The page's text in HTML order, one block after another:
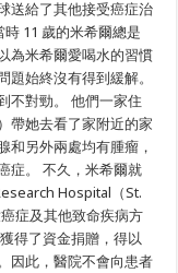
送給了其他接受癌症治
11 歲的米希爾總是
為米希爾愛喝水的習慣
始終沒有得到緩解。
不對勁。 他們一家住
帶她去看了家附近的家
和另外兩處均有腫瘤，
症。 不久，米希爾就
Hospital（St.
症及其他致命疾病方
得了資金捐贈，得以
因此，醫院不會向患者